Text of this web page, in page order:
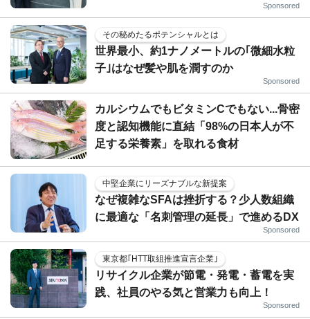
Sponsored
その秘めたるポテンシャルとは
世界最小、約1ナノメートルの｢微細水粒
子｣はなぜ髪や肌を潤すのか
Sponsored
カルシウムでもビタミンCでもない...骨密
度と認知機能に直結「98%の日本人が不
足する栄養素」を取れる食材
中堅企業にリーズナブルな新提案
なぜ複雑なSFAは挫折する？少人数組織
に最適な「名刺管理の延長」で進めるDX
Sponsored
東京都｢HTT取組推進宣言企業｣
リサイクル企業が節電・発電・蓄電を実
践、社員のやる気と営業力も向上！
Sponsored